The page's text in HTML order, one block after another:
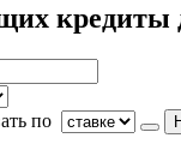
кредиты
по